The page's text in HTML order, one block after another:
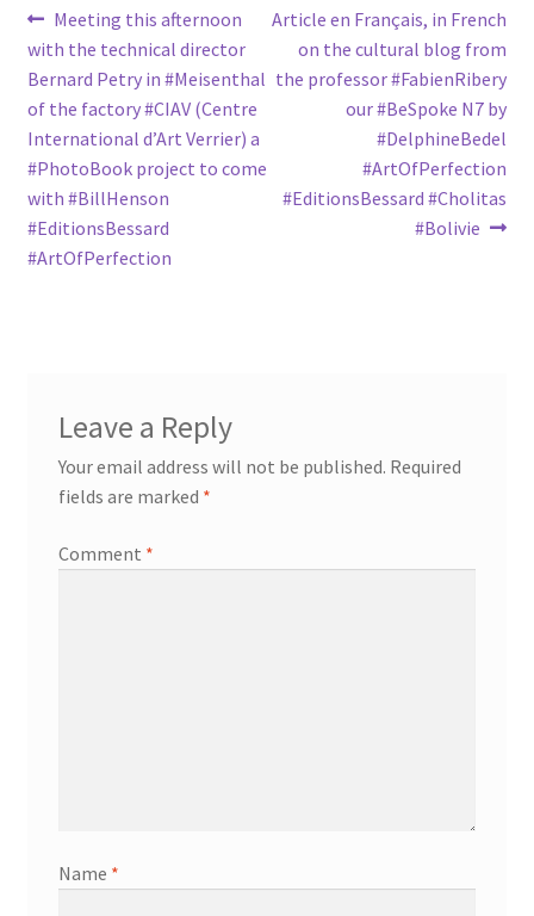
Post
navigation
Previous
post:
Meeting this afternoon
with the technical director
Bernard Petry in #Meisenthal
of the factory #CIAV (Centre
International d’Art Verrier) a
#PhotoBook project to come
with #BillHenson
#EditionsBessard
#ArtOfPerfection
Next
post:
Article en Français, in French
on the cultural blog from
the professor #FabienRibery
our #BeSpoke N7 by
#DelphineBedel
#ArtOfPerfection
#EditionsBessard #Cholitas
#Bolivie
Leave a Reply
Your email address will not be published. Required
fields are marked *
Comment *
Name *